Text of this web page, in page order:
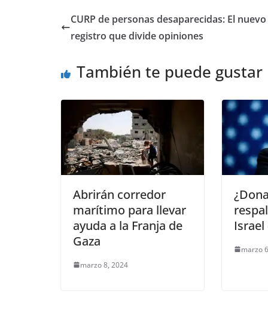
e
b
o
k
er l s
A
p
e
n
er
gr p
CURP de personas desaparecidas: El nuevo
registro que divide opiniones
También te puede gustar
Abrirán corredor
marítimo para llevar
ayuda a la Franja de
Gaza
marzo 8, 2024
Israel
marzo